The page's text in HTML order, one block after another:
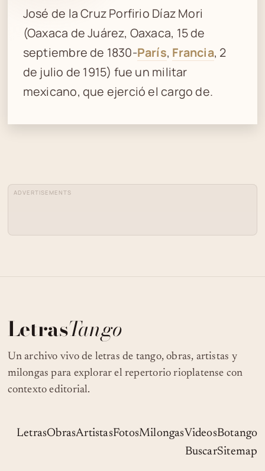
José de la Cruz Porfirio Díaz Mori
(Oaxaca de Juárez, Oaxaca, 15 de
septiembre de 1830-París, Francia, 2
de julio de 1915) fue un militar
mexicano, que ejerció el cargo de.
ADVERTISEMENTS
LetrasTango
Un archivo vivo de letras de tango, obras, artistas y
milongas para explorar el repertorio rioplatense con
contexto editorial.
LetrasObrasArtistasFotosMilongasVideosBotango
BuscarSitemap